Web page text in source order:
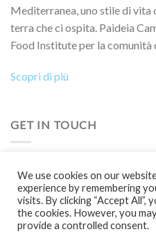
Mediterranea, uno stile di vita
terra che ci ospita. Paideia
Food Institute per la comunità
Scopri di più
GET IN TOUCH
Boot Camp o semplicemente
Contattaci!
We use cookies on our
experience by remembering
visits. By clicking “Accept
the cookies. However, you
provide a controlled consent.